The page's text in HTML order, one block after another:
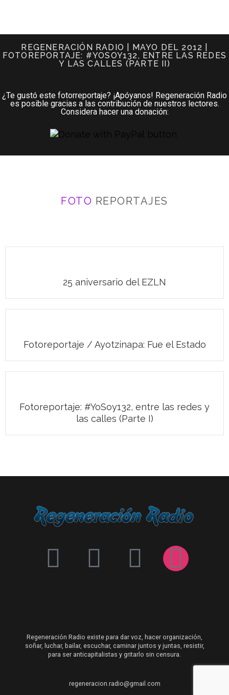
REGENERACIÓN RADIO | MAYO DEL 2012 |
FOTOREPORTAJE: #YOSOY132, ENTRE LAS REDES
Y LAS CALLES (PARTE II)
¿Te gustó este fotorreportaje? ¡Apóyanos! Regeneración Radio
es posible gracias a las contribución de nuestros lectores.
Considera hacer una donación:
FOTO REPORTAJES
25 aniversario del EZLN
Fotoreportaje / Ayotzinapa: Fue el Estado
Fotoreportaje: #YoSoy132, entre las redes y
las calles (Parte I)
Regeneración Radio existe para dar voz, hacer organización,
soñar, luchar, bailar, escuchar, caminar juntos y juntas, resistir,
para ser anticapitalistas y gritarlo sin censura.
regeneracion.radio@gmail.com